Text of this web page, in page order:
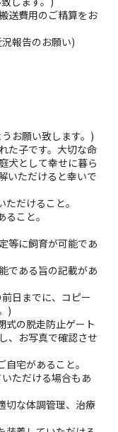
送費用のご精算をお
報告のお願い)
お願い致します。)
た子です。大切な命
犬として幸せに暮ら
いただけると幸いで
だけること。
こと。
等に飼育が可能であ
である旨の記載があ
日までに、コピー
)
式の脱走防止ゲート
、お写真で確認させ
宅があること。
ただける場合もあ
切な体調管理、治療